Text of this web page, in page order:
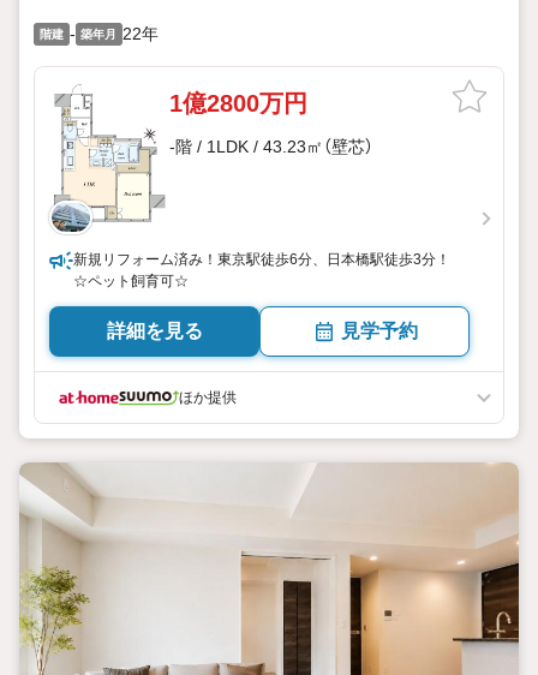
階建 - 築年月 22年
1億2800万円
-階 / 1LDK / 43.23㎡（壁芯）
新規リフォーム済み！東京駅徒歩6分、日本橋駅徒歩3分！
☆ペット飼育可☆
詳細を見る 見学予約
ほか提供